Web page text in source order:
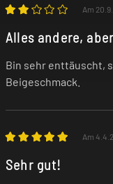
freigesetzte
Lunge unter
Luftnot und
Verwende
Falls du
reagierst,
Am
Alles andere,
Bin sehr enttäuscht,
Beigeschmack.
Am
Sehr gut!